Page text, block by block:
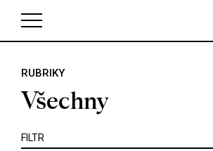
RUBRIKY
Všechny
FILTR
KRITIKA